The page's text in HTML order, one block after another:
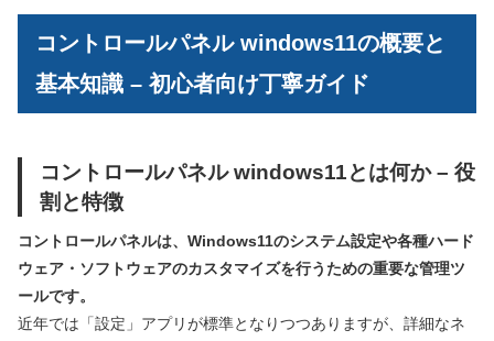
コントロールパネル windows11の概要と
基本知識 – 初心者向け丁寧ガイド
コントロールパネル windows11とは何か – 役
割と特徴
コントロールパネルは、Windows11のシステム設定や各種ハード
ウェア・ソフトウェアのカスタマイズを行うための重要な管理ツ
ールです。
近年では「設定」アプリが標準となりつつありますが、詳細なネ